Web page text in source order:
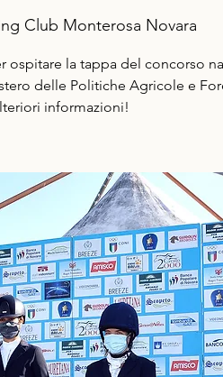
Club Monterosa Novara
ospitare la tappa del concorso
delle Politiche Agricole e
informazioni!